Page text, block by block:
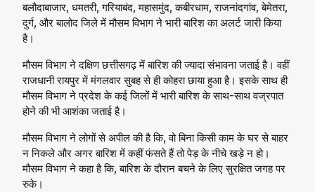
बलौदाबाजार, धमतरी, गरियाबंद, महासमुंद, कबीरधाम, राजनांदगांव, बेमेतरा,
दुर्ग, और बालोद जिले में मौसम विभाग ने भारी बारिश का अलर्ट जारी किया
है।
मौसम विभाग ने दक्षिण छत्तीसगढ़ में बारिश की ज्यादा संभावना जताई है। वहीं
राजधानी रायपुर में मंगलवार सुबह से ही कोहरा छाया हुआ है। इसके साथ ही
मौसम विभाग ने प्रदेश के कई जिलों में भारी बारिश के साथ-साथ वज्रपात
होने की भी आशंका जताई है।
मौसम विभाग ने लोगों से अपील की है कि, वो बिना किसी काम के घर से बाहर
न निकले और अगर बारिश में कहीं फंसते हैं तो पेड़ के नीचे खड़े न हो।
मौसम विभाग ने कहा है कि, बारिश के दौरान बचने के लिए सुरक्षित जगह पर
रुके।